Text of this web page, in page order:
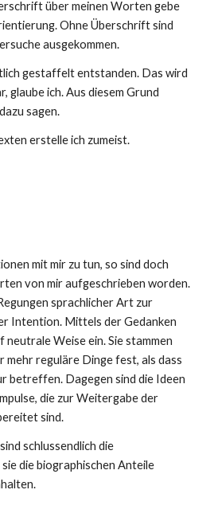
über meinen Worten gebe
Ohne Überschrift sind
ausgekommen.
gestaffelt entstanden. Das wird
glaube ich. Aus diesem Grund
sagen.
erstelle ich zumeist.
mit mir zu tun, so sind doch
von mir aufgeschrieben worden.
sprachlicher Art zur
Intention. Mittels der Gedanken
Weise ein. Sie stammen
mehr reguläre Dinge fest, als dass
betreffen. Dagegen sind die Ideen
die zur Weitergabe der
sind.
schlussendlich die
die biographischen Anteile